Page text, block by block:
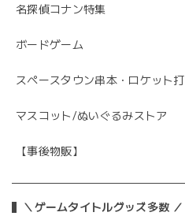
名探偵コナン特集
ボードゲーム
スペースタウン串本・ロケット
マスコット/ぬいぐるみストア
【事後物販】
＼ゲームタイトルグッズ多数 ／